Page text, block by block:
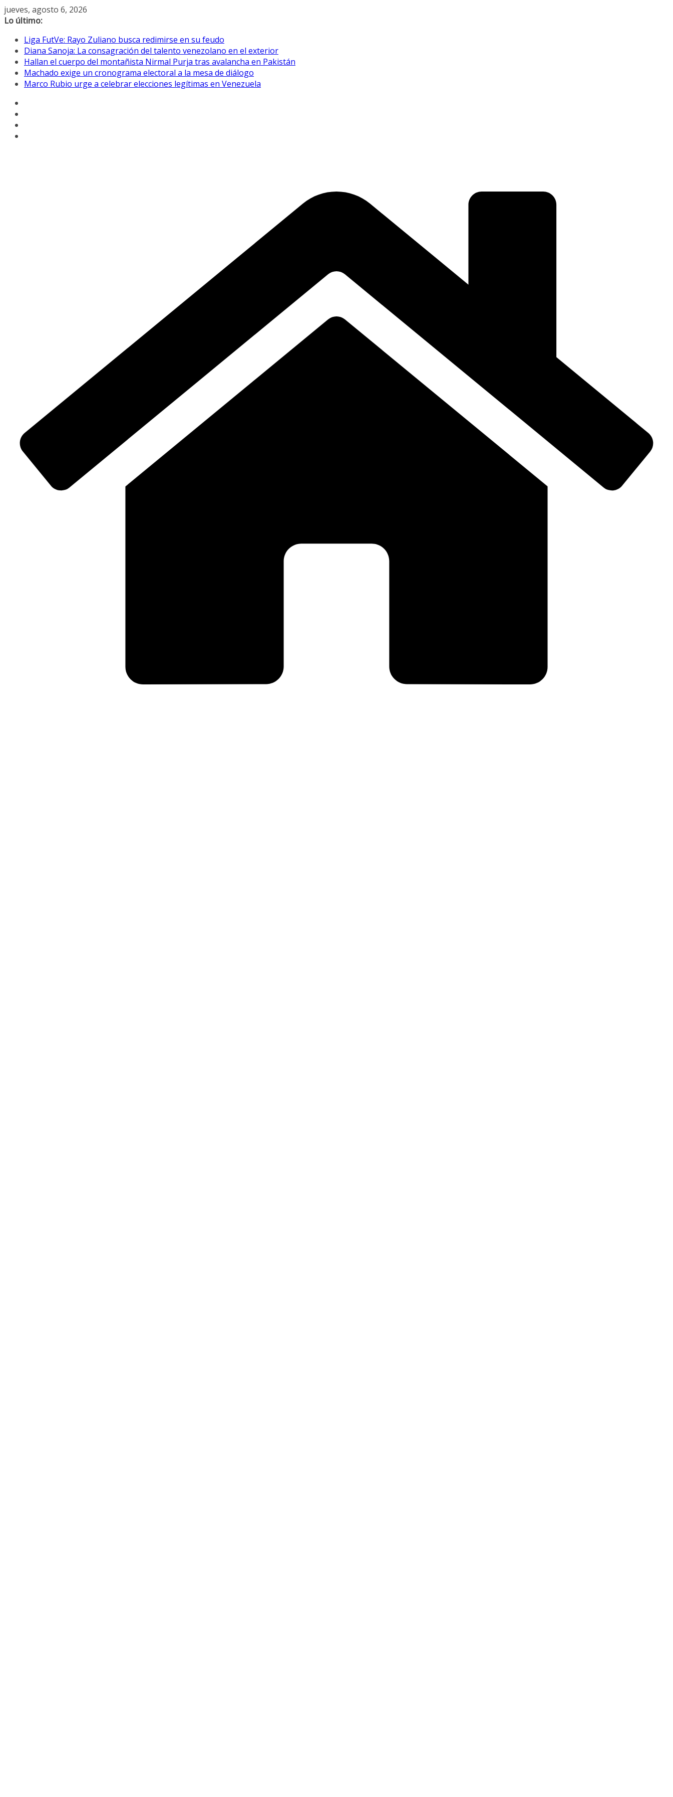
Saltar
al
jueves, agosto 6, 2026
Lo último:
Liga FutVe: Rayo Zuliano busca redimirse en su feudo
Diana Sanoja: La consagración del talento venezolano en el exterior
Hallan el cuerpo del montañista Nirmal Purja tras avalancha en Pakistán
Machado exige un cronograma electoral a la mesa de diálogo
Marco Rubio urge a celebrar elecciones legítimas en Venezuela